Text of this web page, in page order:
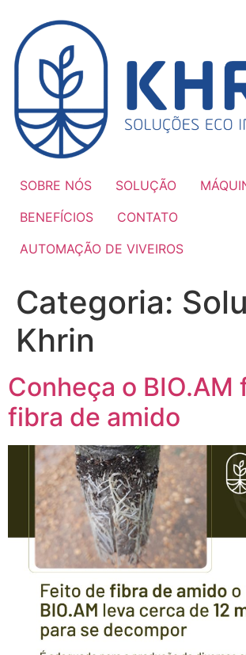
conteúdo
SOBRE NÓS SOLUÇÃO
BENEFÍCIOS
CONTATO
AUTOMAÇÃO DE VIVEIROS
Categoria:
Khrin
Conheça o BIO.AM
fibra de amido